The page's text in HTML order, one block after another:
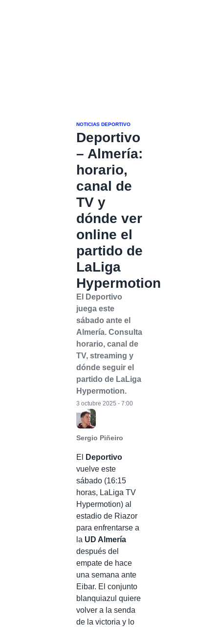
NOTICIAS DEPORTIVO
Deportivo
– Almería:
horario,
canal de
TV y
dónde ver
online el
partido de
LaLiga
Hypermotion
El Deportivo
juega este
sábado ante el
Almería. Consulta
horario, canal de
TV, streaming y
dónde seguir el
partido de LaLiga
Hypermotion.
Sergio Piñeiro
3 octubre 2025 - 7:00
El
Deportivo
vuelve este
sábado (16:15
horas, LaLiga TV
Hypermotion) al
estadio de Riazor
para enfrentarse a
la UD Almería
después del
empate de hace
una semana ante
Eibar. El conjunto
blanquiazul quiere
volver a la senda
de la victoria y lo